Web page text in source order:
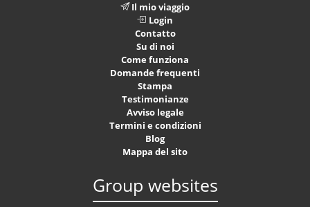
Il mio viaggio
Login
Contatto
Su di noi
Come funziona
Domande frequenti
Stampa
Testimonianze
Avviso legale
Termini e condizioni
Blog
Mappa del sito
Group websites